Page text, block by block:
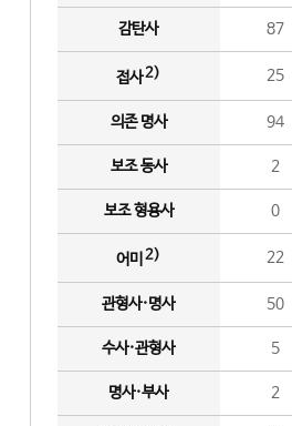
감탄사 87
접사2) 25
의존 명사 94
보조 동사 2
보조 형용사 0
어미 2) 22
관형사·명사 50
수사·관형사 5
명사·부사 2